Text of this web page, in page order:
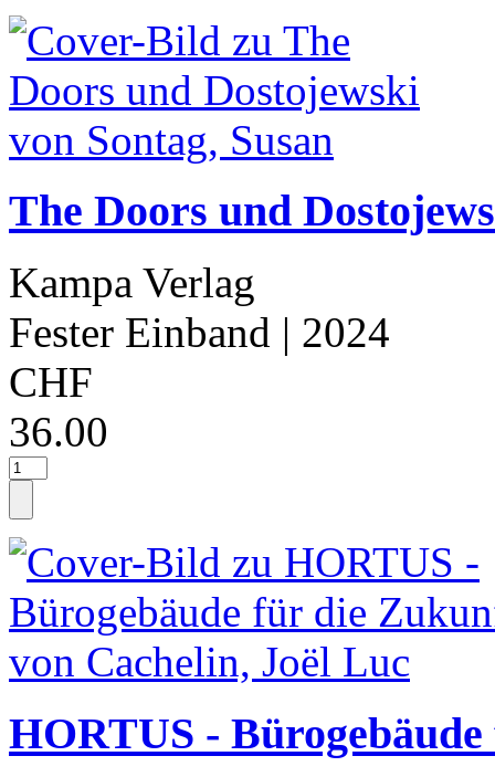
The Doors und
Kampa Verlag
Fester Einband | 2024
CHF
36.00
HORTUS -